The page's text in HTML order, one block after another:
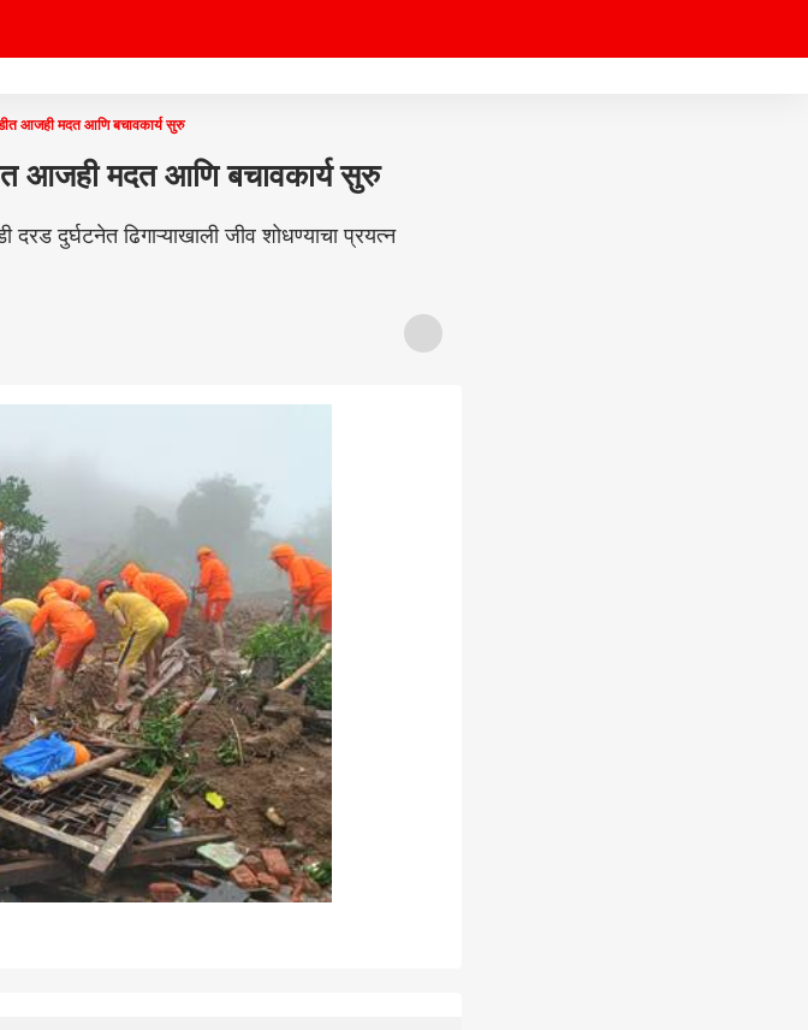
आजही मदत आणि बचावकार्य सुरु
आजही मदत आणि बचावकार्य सुरु
दुर्घटनेत ढिगाऱ्याखाली जीव शोधण्याचा प्रयत्न